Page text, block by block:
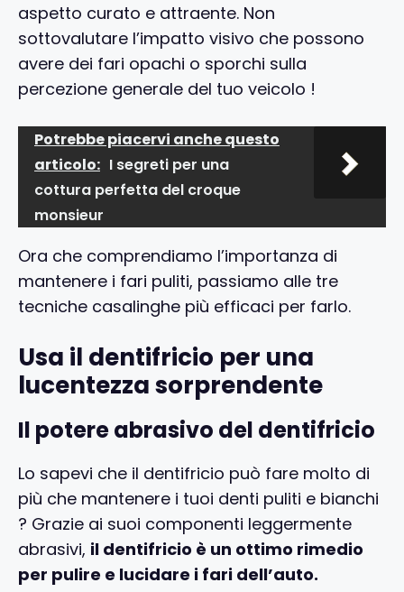
aspetto curato e attraente. Non
sottovalutare l’impatto visivo che possono
avere dei fari opachi o sporchi sulla
percezione generale del tuo veicolo !
Potrebbe piacervi anche questo
articolo: I segreti per una
cottura perfetta del croque
monsieur
Ora che comprendiamo l’importanza di
mantenere i fari puliti, passiamo alle tre
tecniche casalinghe più efficaci per farlo.
Usa il dentifricio per una
lucentezza sorprendente
Il potere abrasivo del dentifricio
Lo sapevi che il dentifricio può fare molto di
più che mantenere i tuoi denti puliti e bianchi
? Grazie ai suoi componenti leggermente
abrasivi, il dentifricio è un ottimo rimedio
per pulire e lucidare i fari dell’auto.